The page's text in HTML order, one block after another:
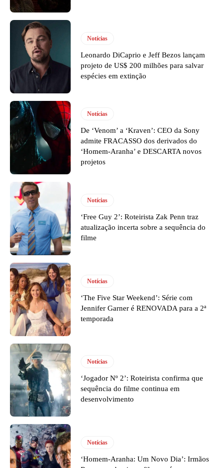
Notícias
Leonardo DiCaprio e Jeff Bezos lançam
projeto de US$ 200 milhões para salvar
espécies em extinção
Notícias
De ‘Venom’ a ‘Kraven’: CEO da Sony
admite FRACASSO dos derivados do
‘Homem-Aranha’ e DESCARTA novos
projetos
Notícias
‘Free Guy 2’: Roteirista Zak Penn traz
atualização incerta sobre a sequência do
filme
Notícias
‘The Five Star Weekend’: Série com
Jennifer Garner é RENOVADA para a 2ª
temporada
Notícias
‘Jogador Nº 2’: Roteirista confirma que
sequência do filme continua em
desenvolvimento
Notícias
‘Homem-Aranha: Um Novo Dia’: Irmãos